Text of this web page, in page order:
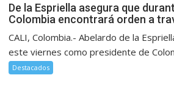
De la Espriella asegura que
Colombia encontrará orden a
CALI, Colombia.- Abelardo de la
este viernes como presidente de
Destacados